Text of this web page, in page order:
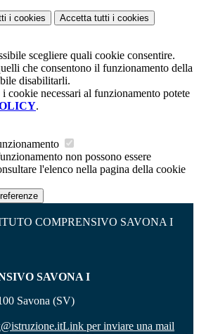
i cookies Accetta tutti i cookies
scegliere quali cookie consentire.
che consentono il funzionamento della
disabilitarli.
cookie necessari al funzionamento potete
.
non possono essere
l'elenco nella pagina della cookie
COMPRENSIVO SAVONA I
SAVONA I
Savona (SV)
Link per inviare una mail